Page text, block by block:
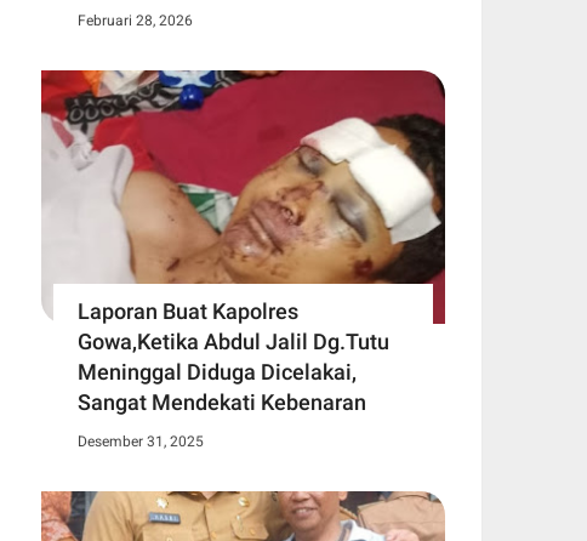
Februari 28, 2026
Laporan Buat Kapolres
Gowa,Ketika Abdul Jalil Dg.Tutu
Meninggal Diduga Dicelakai,
Sangat Mendekati Kebenaran
Desember 31, 2025